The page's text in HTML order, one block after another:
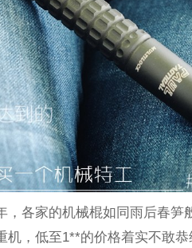
，各家的机械棍如同雨后春
机，低至1**的价格着实不敢